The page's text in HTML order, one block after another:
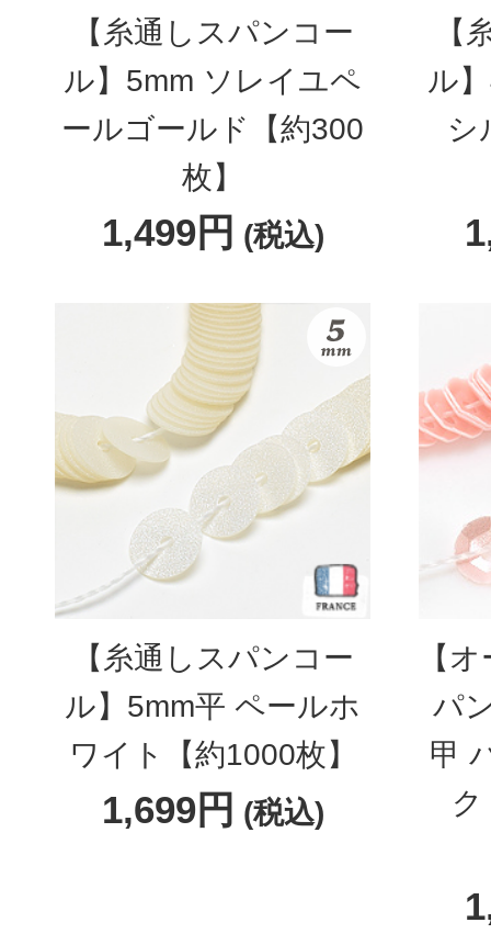
【糸通しスパンコー
ル】5mm ソレイユペ
ールゴールド【約300
枚】
1,499円 (税込)
【
ル
シ
【糸通しスパンコー
ル】5mm平 ペールホ
ワイト【約1000枚】
1,699円 (税込)
【
パ
甲